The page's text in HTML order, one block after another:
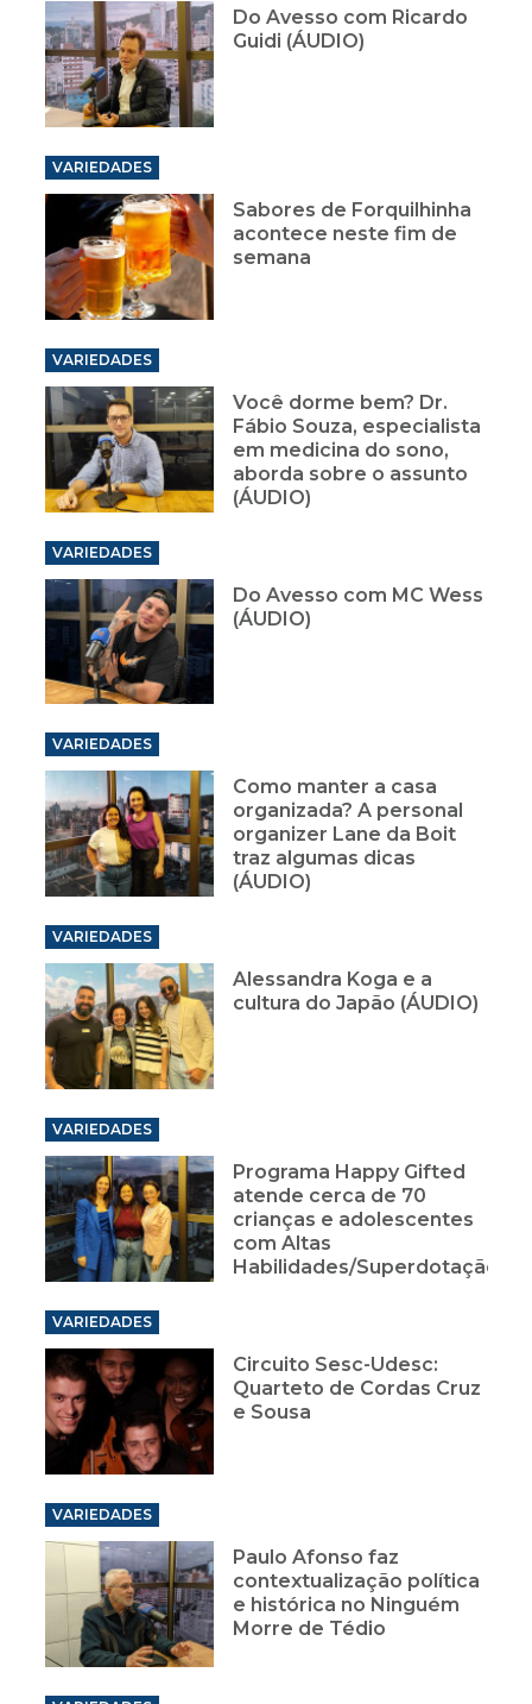
Do Avesso com Ricardo
Guidi (ÁUDIO)
VARIEDADES
Sabores de Forquilhinha
acontece neste fim de
semana
VARIEDADES
Você dorme bem? Dr.
Fábio Souza, especialista
em medicina do sono,
aborda sobre o assunto
(ÁUDIO)
VARIEDADES
Do Avesso com MC Wess
(ÁUDIO)
VARIEDADES
Como manter a casa
organizada? A personal
organizer Lane da Boit
traz algumas dicas
(ÁUDIO)
VARIEDADES
Alessandra Koga e a
cultura do Japão (ÁUDIO)
VARIEDADES
Programa Happy Gifted
atende cerca de 70
crianças e adolescentes
com Altas
Habilidades/Superdotação
VARIEDADES
Circuito Sesc-Udesc:
Quarteto de Cordas Cruz
e Sousa
VARIEDADES
Paulo Afonso faz
contextualização política
e histórica no Ninguém
Morre de Tédio